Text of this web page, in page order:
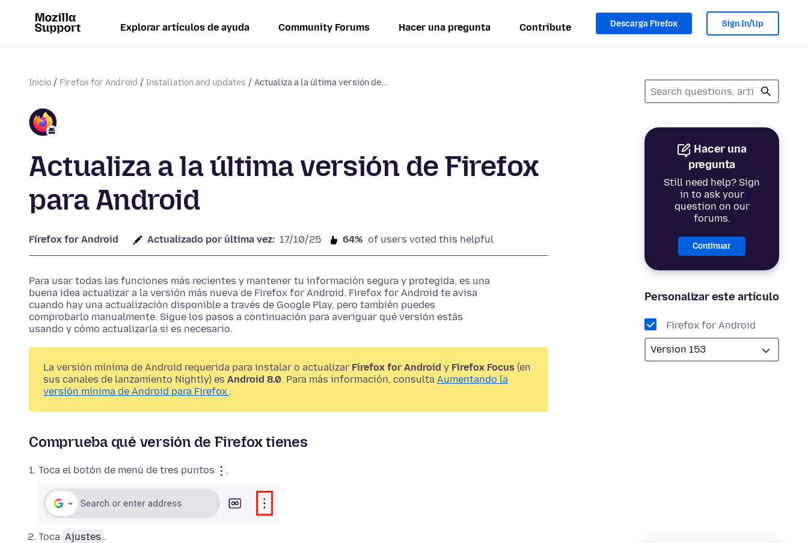
Explorar artículos de ayuda Community Forums Hacer una pregunta Contribute Descarga Firefox Sign In/Up
Inicio Firefox for Android Installation and updates Actualiza a la última versión de...
Hacer una
pregunta
Still need help? Sign
in to ask your
question on our
forums.
Continuar
Personalizar este artículo
Firefox for Android
Actualiza a la última versión de Firefox
para Android
Firefox for Android Actualizado por última vez: 17/10/25 64% of users voted this helpful
Para usar todas las funciones más recientes y mantener tu información segura y protegida, es una
buena idea actualizar a la versión más nueva de Firefox for Android. Firefox for Android te avisa
cuando hay una actualización disponible a través de Google Play, pero también puedes
comprobarlo manualmente. Sigue los pasos a continuación para averiguar qué versión estás
usando y cómo actualizarla si es necesario.
La versión mínima de Android requerida para instalar o actualizar Firefox for Android y Firefox Focus (en
sus canales de lanzamiento Nightly) es Android 8.0. Para más información, consulta Aumentando la
versión mínima de Android para Firefox .
Comprueba qué versión de Firefox tienes
Toca el botón de menú de tres puntos .
Toca Ajustes .